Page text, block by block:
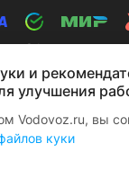
Оферта
и
улучшения
Vodovoz.ru, вы
куки